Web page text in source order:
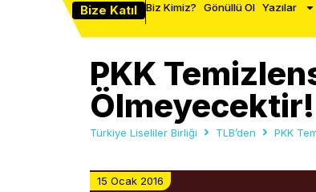
Bize Katıl Biz Kimiz? Gönüllü Ol Yazılar
PKK
Ölmeyecektir!
Türkiye Liseliler Birliği TLB’den PKK
15 Ocak 2016